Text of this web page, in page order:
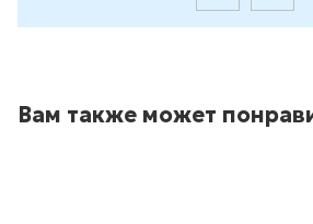
Вам также может